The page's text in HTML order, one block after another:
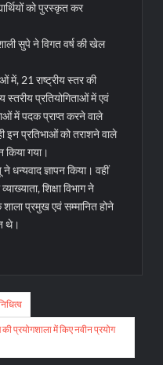
को पुरस्कृत कर
सुपे ने विगत वर्ष की खेल
में, 21 राष्ट्रीय स्तर की
स्तरीय प्रतियोगिताओं में एवं
में पदक प्राप्त करने वाले
इन प्रतिभाओं को तराशने वाले
किया गया।
ज्ञापन किया। वहीं
शिक्षा विभाग ने
शाला प्रमुख एवं सम्मानित होने
थे।
प्रयोगशाला में किए नवीन प्रयोग